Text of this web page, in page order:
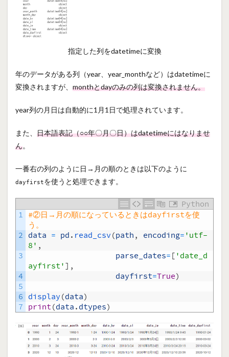
指定した列をdatetimeに変換
年のデータがある列（year、year_monthなど）はdatetimeに
変換されますが、 monthとdayのみの列は変換されません。
year列の月日は自動的に1月1日で処理されています。
また、 日本語表記（○○年〇月〇日）はdatetimeにはなりませ
ん。
一番右の列のように日→月の順のときは以下のように
dayfirstを使うと処理できます。
Python
1
2
3
4
5
6
7
#②日→月の順になっているときはdayfirstを使
う。
data = pd. read_csv(path, encoding='utf-
8' ,
parse_dates=['date_d
ayfirst'] ,
dayfirst=True)
display(data)
print(data.dtypes)